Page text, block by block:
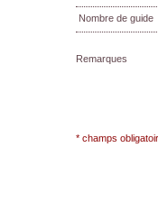
Nombre de guide
Remarques
* champs